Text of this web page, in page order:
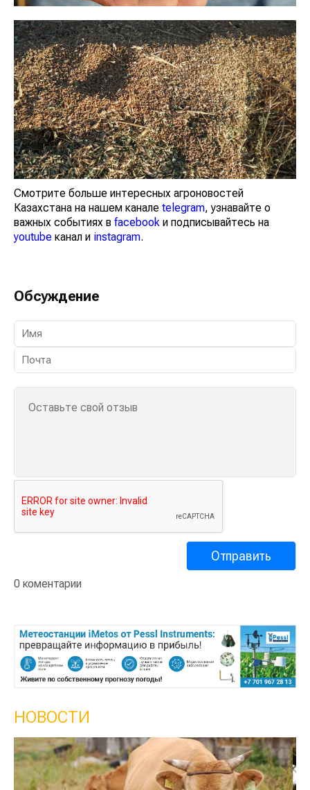
Смотрите больше интересных агроновостей
Казахстана на нашем канале telegram, узнавайте о
важных событиях в facebook и подписывайтесь на
youtube канал и instagram.
Обсуждение
0 коментарии
НОВОСТИ